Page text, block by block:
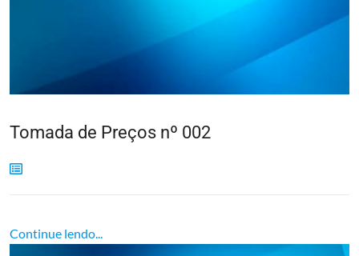
Tomada de Preços nº 002
Continue lendo...